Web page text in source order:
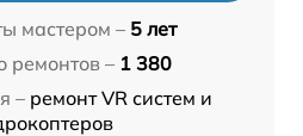
мастером – 5 лет
ремонтов – 1 380
– ремонт VR систем и